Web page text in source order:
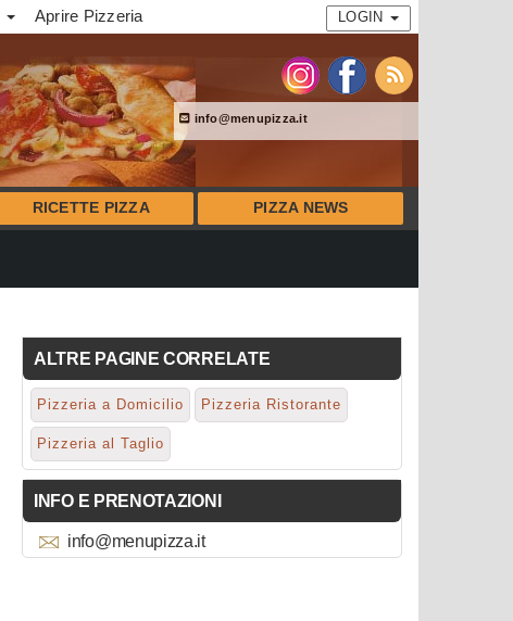
Aprire Pizzeria LOGIN
info@menupizza.it
RICETTE PIZZA PIZZA NEWS
ALTRE PAGINE CORRELATE
Pizzeria a Domicilio Pizzeria Ristorante
Pizzeria al Taglio
INFO E PRENOTAZIONI
info@menupizza.it